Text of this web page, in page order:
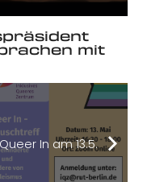
mit
Queer In am 13.5.